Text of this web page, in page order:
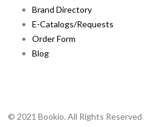
Brand Directory
E-Catalogs/Requests
Order Form
Blog
© 2021 Bookio. All Rights Reserved